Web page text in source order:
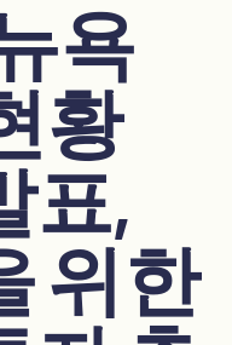
뉴욕
황
표,
위한